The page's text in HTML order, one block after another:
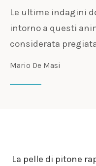
Le ultime indagini
intorno a questi
considerata
Mario De Masi
La pelle di pitone